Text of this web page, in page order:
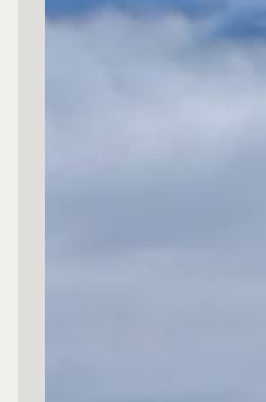
Posto auto/Box